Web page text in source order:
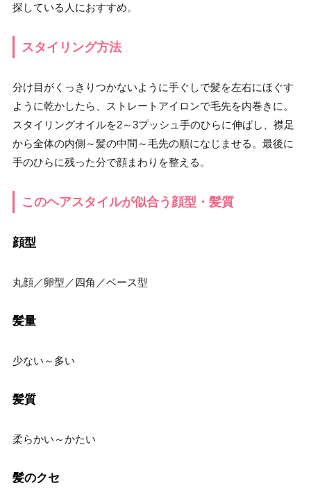
探している人におすすめ。
スタイリング方法
分け目がくっきりつかないように手ぐしで髪を左右にほぐす
ように乾かしたら、ストレートアイロンで毛先を内巻きに。
スタイリングオイルを2～3プッシュ手のひらに伸ばし、襟足
から全体の内側～髪の中間～毛先の順になじませる。最後に
手のひらに残った分で顔まわりを整える。
このヘアスタイルが似合う顔型・髪質
顔型
丸顔／卵型／四角／ベース型
髪量
少ない～多い
髪質
柔らかい～かたい
髪のクセ